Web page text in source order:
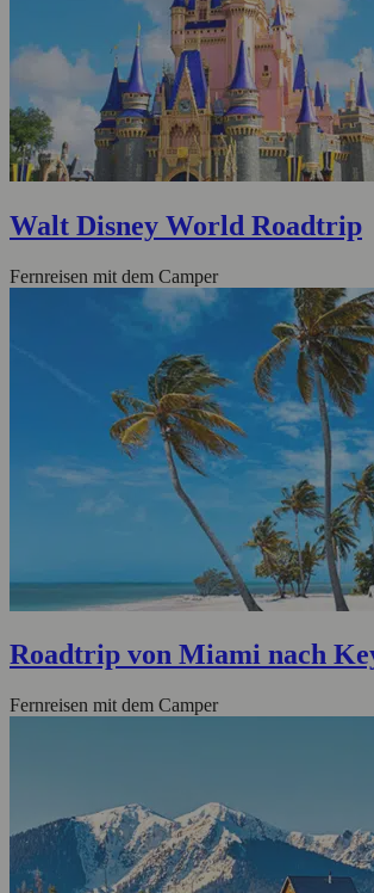
Walt Disney World Roadtrip
Fernreisen mit dem Camper
Roadtrip von Miami nach
Fernreisen mit dem Camper